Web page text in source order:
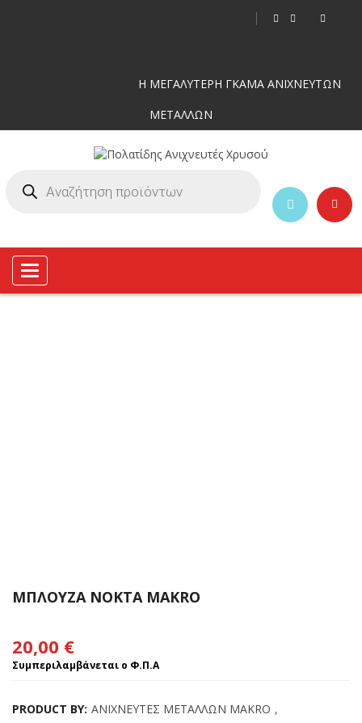
Η ΜΕΓΑΛΥΤΕΡΗ ΓΚΑΜΑ ΑΝΙΧΝΕΥΤΩΝ
ΜΕΤΑΛΛΩΝ
Toggle
navigation
ΜΠΛΟΥΖΑ NOKTA MAKRO
20,00 €
Συμπεριλαμβάνεται ο Φ.Π.Α
PRODUCT BY: ΑΝΙΧΝΕΥΤΕΣ ΜΕΤΑΛΛΩΝ MAKRO ,